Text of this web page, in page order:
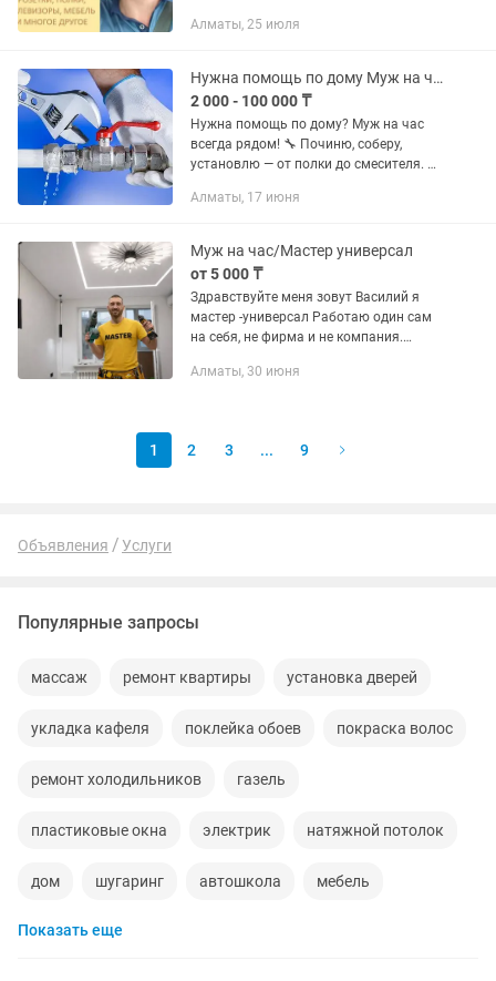
смесителей/сифонов. Монтажные
картин,...
Алматы, 25 июля
Нужна помощь по дому Муж на час всегда рядом! Починю, соберу, установлю
2 000 - 100 000 ₸
Нужна помощь по дому? Муж на час
всегда рядом! 🔧 Починю, соберу,
установлю — от полки до смесителя. 💡
сделаю аккуратно и с улыбкой. ✨
Алматы, 17 июня
Муж на час/Мастер универсал
от 5 000 ₸
Здравствуйте меня зовут Василий я
мастер -универсал Работаю один сам
на себя, не фирма и не компания.
чeм для cебя так кaк дoвольный
Алматы, 30 июня
1 2 3 ... 9
Объявления Услуги
Популярные запросы
массаж ремонт квартиры установка дверей
укладка кафеля поклейка обоев покраска волос
ремонт холодильников газель
пластиковые окна электрик натяжной потолок
дом шугаринг автошкола мебель
ремонт телевизоров
Показать еще